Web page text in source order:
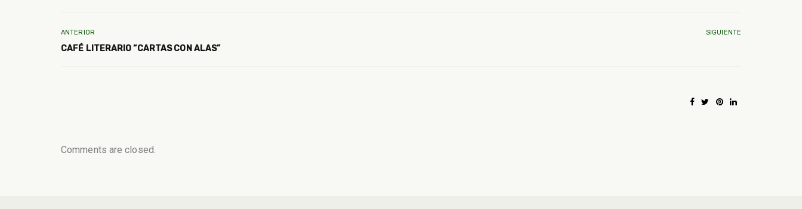
ANTERIOR
CAFÉ LITERARIO “CARTAS CON ALAS”
SIGUIENTE
Comments are closed.